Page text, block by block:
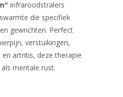
infraroodstralers
die specifiek
gewrichten. Perfect
verstuikingen,
artritis, deze therapie
mentale rust.